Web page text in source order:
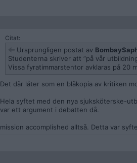
Citat:
Ursprungligen postat av
Studenterna skriver att ”på vår
Vissa fyratimmarstentor avklaras på 20
Det där låter som en blåkopia av kritiken
Hela syftet med den nya sjuksköterske-
var ett argument i debatten då.
mission accomplished alltså. Detta var